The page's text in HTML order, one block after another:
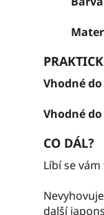
Vhodné
Vhodné
CO DÁL?
Líbí se
další